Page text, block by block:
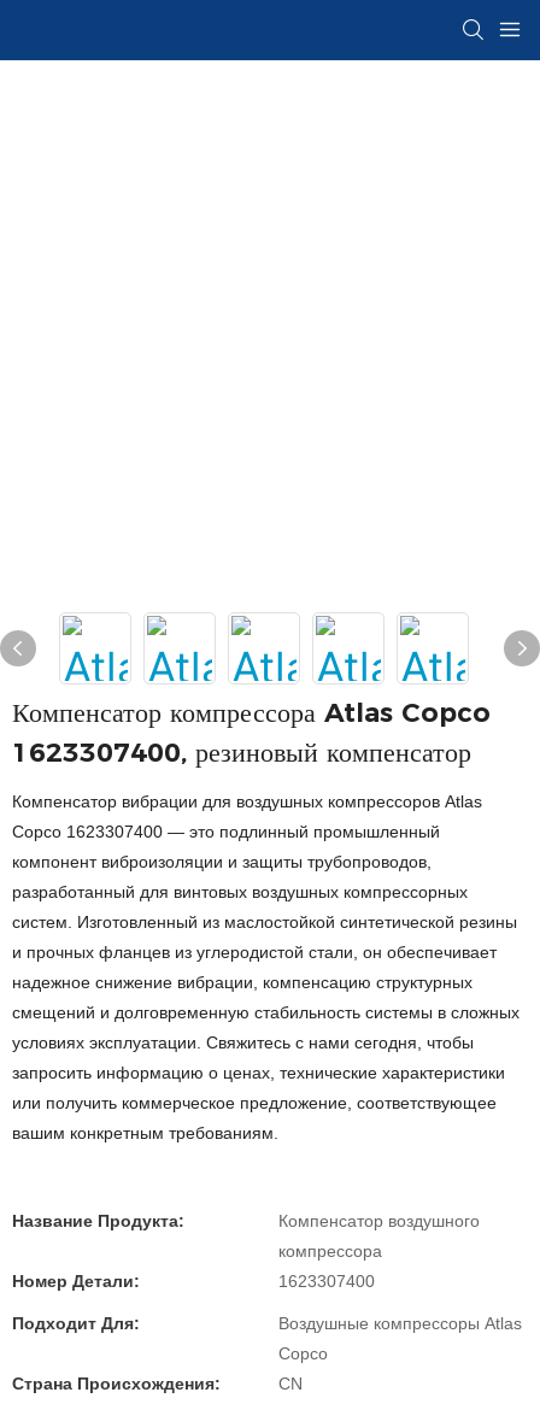
Компенсатор компрессора Atlas Copco
1623307400, резиновый компенсатор
Компенсатор вибрации для воздушных компрессоров Atlas
Copco 1623307400 — это подлинный промышленный
компонент виброизоляции и защиты трубопроводов,
разработанный для винтовых воздушных компрессорных
систем. Изготовленный из маслостойкой синтетической резины
и прочных фланцев из углеродистой стали, он обеспечивает
надежное снижение вибрации, компенсацию структурных
смещений и долговременную стабильность системы в сложных
условиях эксплуатации. Свяжитесь с нами сегодня, чтобы
запросить информацию о ценах, технические характеристики
или получить коммерческое предложение, соответствующее
вашим конкретным требованиям.
Название Продукта:
Компенсатор воздушного
компрессора
Номер Детали:
1623307400
Подходит Для:
Воздушные компрессоры Atlas
Copco
Страна Происхождения:
CN